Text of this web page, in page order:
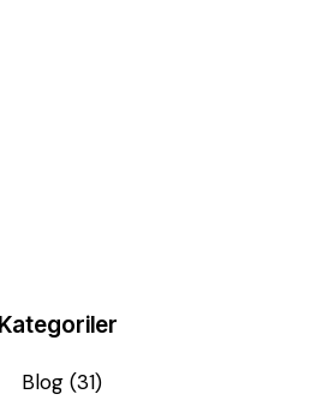
Blog (31)